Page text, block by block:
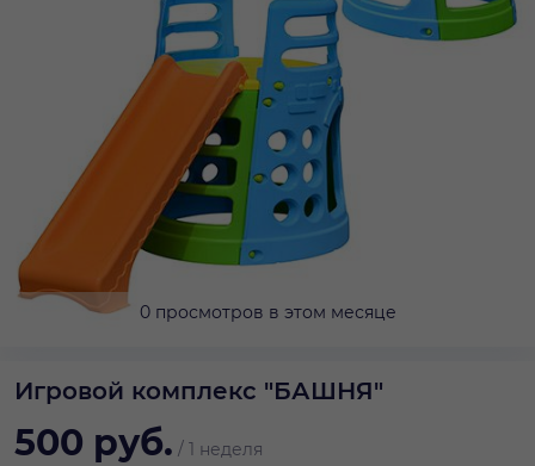
0 просмотров в этом месяце
Игровой комплекс "БАШНЯ"
500 руб. / 1 неделя